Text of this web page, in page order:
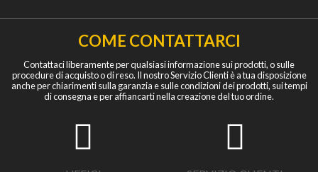
COME CONTATTARCI
Contattaci liberamente per qualsiasi informazione sui prodotti, o sulle
procedure di acquisto o di reso. Il nostro Servizio Clienti è a tua disposizione
anche per chiarimenti sulla garanzia e sulle condizioni dei prodotti, sui tempi
di consegna e per affiancarti nella creazione del tuo ordine.